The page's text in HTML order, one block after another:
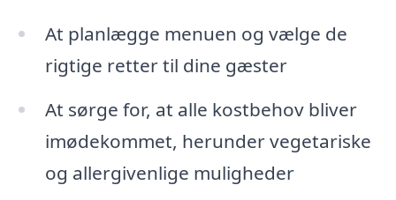
At planlægge menuen og vælge de
rigtige retter til dine gæster
At sørge for, at alle kostbehov bliver
imødekommet, herunder vegetariske
og allergivenlige muligheder